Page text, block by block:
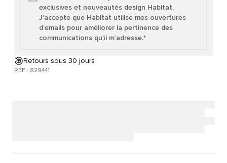
exclusives et nouveautés design Habitat.
J’accepte que Habitat utilise mes ouvertures
d’emails pour améliorer la pertinence des
communications qu’il m’adresse.*
Retours sous 30 jours
RÉF : 829441